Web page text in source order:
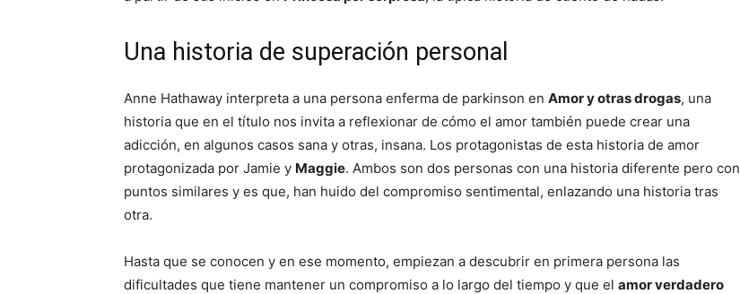
Una historia de superación personal
Anne Hathaway interpreta a una persona enferma de parkinson en Amor y otras drogas, una
historia que en el título nos invita a reflexionar de cómo el amor también puede crear una
adicción, en algunos casos sana y otras, insana. Los protagonistas de esta historia de amor
protagonizada por Jamie y Maggie. Ambos son dos personas con una historia diferente pero con
puntos similares y es que, han huido del compromiso sentimental, enlazando una historia tras
otra.
Hasta que se conocen y en ese momento, empiezan a descubrir en primera persona las
dificultades que tiene mantener un compromiso a lo largo del tiempo y que el amor verdadero